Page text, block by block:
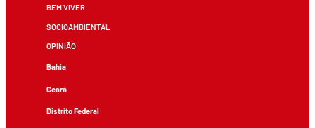
BEM VIVER
SOCIOAMBIENTAL
OPINIÃO
Bahia
Ceará
Distrito Federal